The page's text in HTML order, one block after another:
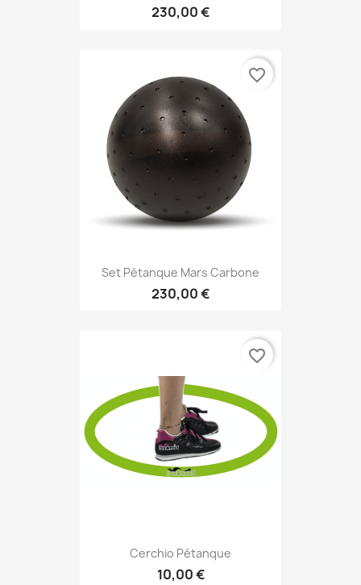
230,00 €
Set Pétanque Mars Carbone
230,00 €
favorite_border
Cerchio Pétanque
10,00 €
favorite_border